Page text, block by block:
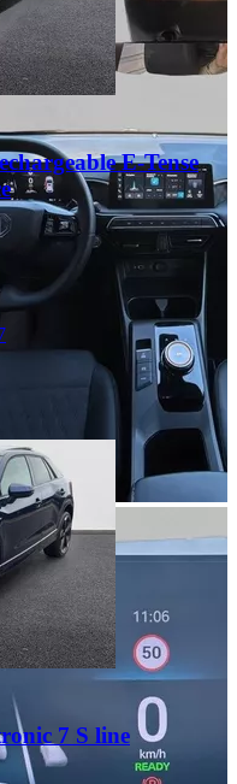
E-Tense
7 S line